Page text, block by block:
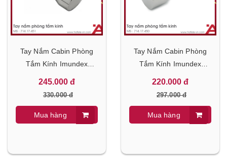
Tay Nắm Cabin Phòng
Tắm Kính Imundex
714.17.451
245.000 đ
330.000 đ
Mua hàng
Tay Nắm Cabin Phòng
Tắm Kính Imundex
714.17.450
220.000 đ
297.000 đ
Mua hàng